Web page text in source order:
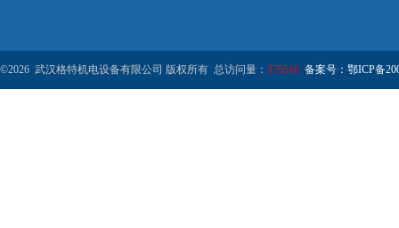
©2026 武汉格特机电设备有限公司 版权所有 总访问量： 379516 备案号：鄂ICP备